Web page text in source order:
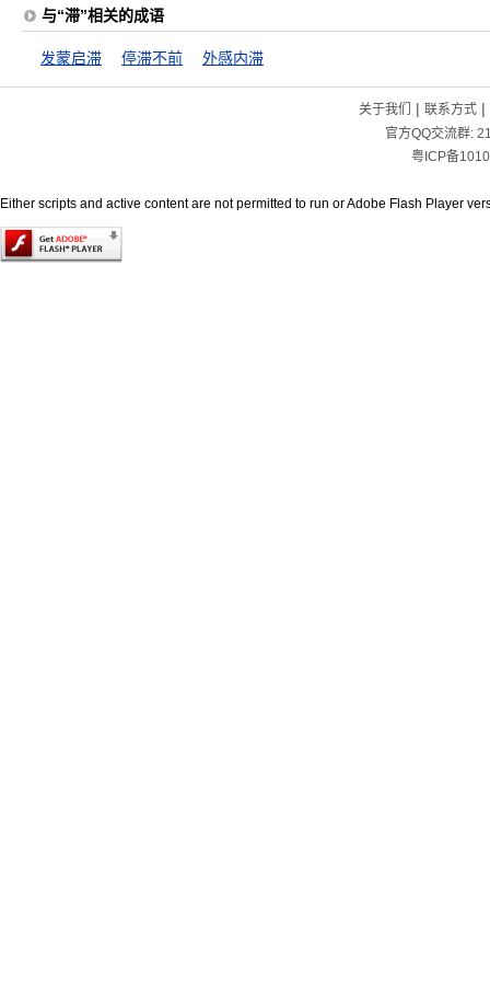
与“滞”相关的成语
发蒙启滞 停滞不前 外感内滞
关于我们 | 联系方式|
官方QQ交流群:
粤ICP备
Either scripts and active content are not permitted to run or Adobe Flash Player